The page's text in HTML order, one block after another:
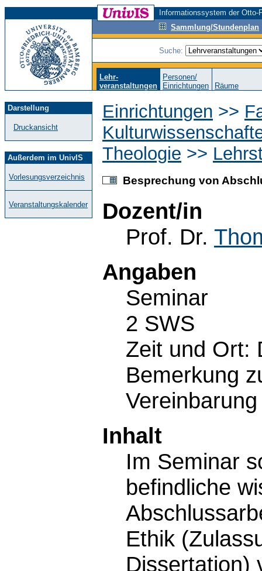
Informationssystem der
Sammlung/Stundenplan
Suche:
Lehr-
veranstaltungen
Personen/
Einrichtungen
Räume
Darstellung
Druckansicht
Außerdem im UnivIS
Vorlesungsverzeichnis
Veranstaltungskalender
Einrichtungen >>
Theologie >>
Besprechung von
Dozent/in
Prof. Dr.
Angaben
Seminar
2 SWS
Zeit und Ort:
Bemerkung
Vereinbarung
Inhalt
Im Seminar
befindliche
Ethik
Dissertation)